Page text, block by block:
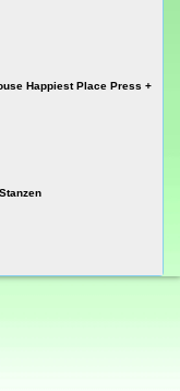
Happiest Place Press +